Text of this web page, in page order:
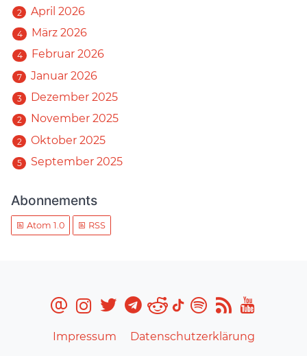
2 April 2026
4 März 2026
4 Februar 2026
7 Januar 2026
3 Dezember 2025
2 November 2025
2 Oktober 2025
5 September 2025
Abonnements
Atom 1.0 RSS
Impressum Datenschutzerklärung